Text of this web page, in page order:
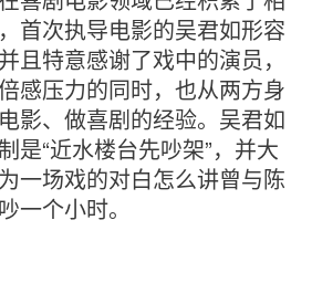
首次执导电影的吴君如形容
且特意感谢了戏中的演员，
感压力的同时，也从两方身
影、做喜剧的经验。吴君如
是“近水楼台先吵架”，并大
一场戏的对白怎么讲曾与陈
一个小时。